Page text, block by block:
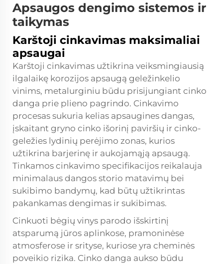
Apsaugos dengimo sistemos ir
taikymas
Karštoji cinkavimas maksimaliai
apsaugai
Karštoji cinkavimas užtikrina veiksmingiausią
ilgalaikę korozijos apsaugą geležinkelio
vinims, metalurginiu būdu prisijungiant cinko
danga prie plieno pagrindo. Cinkavimo
procesas sukuria kelias apsaugines dangas,
įskaitant gryno cinko išorinį paviršių ir cinko-
geležies lydinių perėjimo zonas, kurios
užtikrina barjerinę ir aukojamąją apsaugą.
Tinkamos cinkavimo specifikacijos reikalauja
minimalaus dangos storio matavimų bei
sukibimo bandymų, kad būtų užtikrintas
pakankamas dengimas ir sukibimas.
Cinkuoti bėgių vinys parodo išskirtinį
atsparumą jūros aplinkose, pramoninėse
atmosferose ir srityse, kuriose yra cheminės
poveikio rizika. Cinko danga aukso būdu